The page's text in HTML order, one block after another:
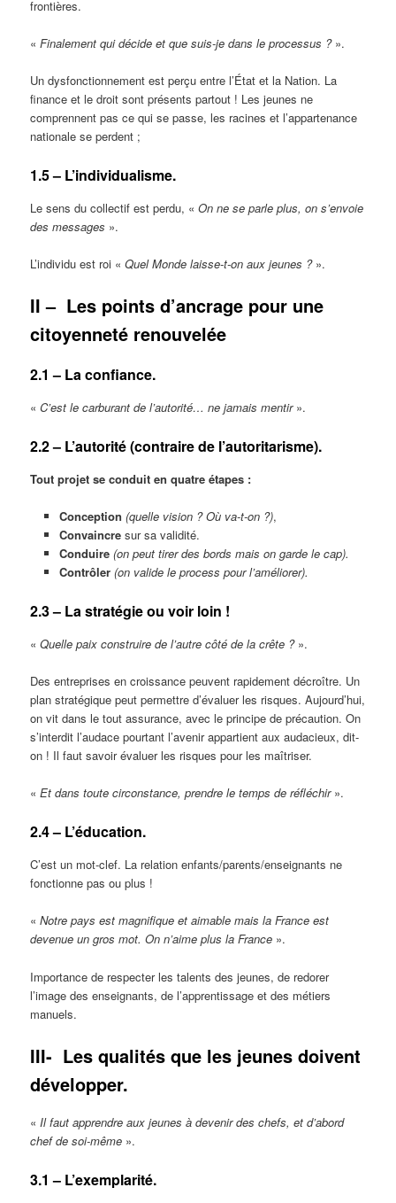
frontières.
«Finalement qui décide et que suis-je dans le processus ?».
Un dysfonctionnement est perçu entre l’État et la Nation. La
finance et le droit sont présents partout ! Les jeunes ne
comprennent pas ce qui se passe, les racines et l’appartenance
nationale se perdent ;
1.5 – L’individualisme.
Le sens du collectif est perdu, «On ne se parle plus, on s’envoie
des messages ».
L’individu est roi «Quel Monde laisse-t-on aux jeunes ?».
II – Les points d’ancrage pour une
citoyenneté renouvelée
2.1 – La confiance.
«C’est le carburant de l’autorité… ne jamais mentir».
2.2 – L’autorité (contraire de l’autoritarisme).
Tout projet se conduit en quatre étapes :
Conception (quelle vision ? Où va-t-on ?),
Convaincresur sa validité.
Conduire (on peut tirer des bords mais on garde le cap).
Contrôler (on valide le process pour l’améliorer).
2.3 – La stratégie ou voir loin !
«Quelle paix construire de l’autre côté de la crête ? ».
Des entreprises en croissance peuvent rapidement décroître. Un
plan stratégique peut permettre d’évaluer les risques. Aujourd’hui,
on vit dans le tout assurance, avec le principe de précaution. On
s’interdit l’audace pourtant l’avenir appartient aux audacieux, dit-
on ! Il faut savoir évaluer les risques pour les maîtriser.
«Et dans toute circonstance, prendre le temps de réfléchir».
2.4 – L’éducation.
C’est un mot-clef. La relation enfants/parents/enseignants ne
fonctionne pas ou plus !
«Notre pays est magnifique et aimable mais la France est
devenue un gros mot. On n’aime plus la France ».
Importance de respecter les talents des jeunes, de redorer
l’image des enseignants, de l’apprentissage et des métiers
manuels.
III- Les qualités que les jeunes doivent
développer.
«Il faut apprendre aux jeunes à devenir des chefs, et d’abord
chef de soi-même ».
3.1 – L’exemplarité.